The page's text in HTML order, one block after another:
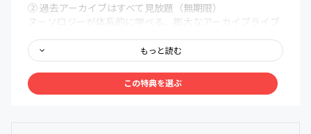
② 過去アーカイブはすべて見放題（無期限）
ヌーソロジーが体系的に学べる、膨大なアーカイブライブ
も、どこでも、自分の好きなタイミングでアクセスできま
す。
③ メンバー限定Discordコミュニティ
もっと読む
この特典を選ぶ